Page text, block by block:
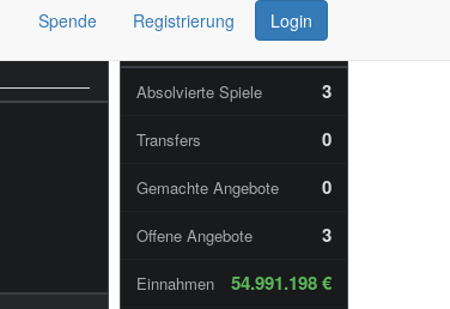
Spende Registrierung
Login
📊 TAGESSTATISTIKEN
Absolvierte Spiele 3
Transfers 0
Gemachte Angebote 0
Offene Angebote 3
Einnahmen 54.991.198 €